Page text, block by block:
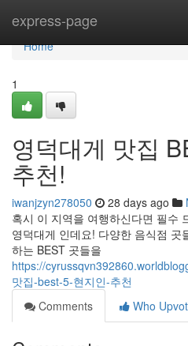
express-page
Home
Home
1
영덕대게 맛집
추천!
iwanjzyn278050 28 days ago
혹시 이 지역을 여행하신다면 필수
영덕대게 인데요! 다양한 음식점 곳
하는 BEST 곳들을
https://
맛집-best-5-현지인-추천
Comments
Who